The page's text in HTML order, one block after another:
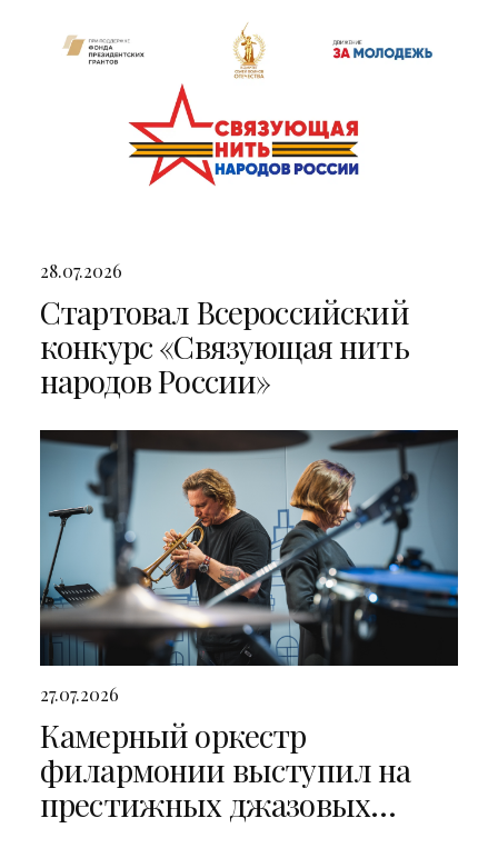
28.07.2026
Стартовал Всероссийский
конкурс «Связующая нить
народов России»
27.07.2026
Камерный оркестр
филармонии выступил на
престижных джазовых